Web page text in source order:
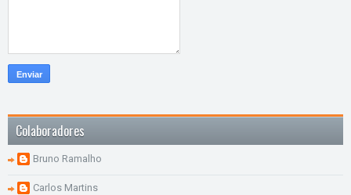
Colaboradores
Bruno Ramalho
Carlos Martins